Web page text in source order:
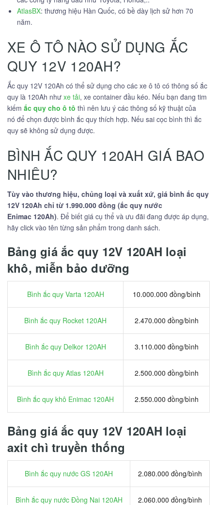
AtlasBX: thương hiệu Hàn Quốc, có bề dày lịch sử hơn 70
năm.
XE Ô TÔ NÀO SỬ DỤNG ẮC
QUY 12V 120AH?
Ắc quy 12V 120Ah có thể sử dụng cho các xe ô tô có thông số ắc
quy là 120Ah như xe tải, xe container đầu kéo. Nếu bạn đang tim
kiếm ắc quy cho ô tô thì nên lưu ý các thông số kỹ thuật của
nó để chọn được bình ắc quy thích hợp. Nếu sai cọc bình thì ắc
quy sẽ không sử dụng được.
BÌNH ẮC QUY 120AH GIÁ BAO
NHIÊU?
Tùy vào thương hiệu, chủng loại và xuất xứ, giá bình ắc quy
12V 120Ah chỉ từ 1.990.000 đồng (ắc quy nước
Enimac 120Ah). Để biết giá cụ thể và ưu đãi đang được áp dụng,
hãy click vào tên từng sản phẩm trong danh sách.
Bảng giá ắc quy 12V 120AH loại
khô, miễn bảo dưỡng
Bình ắc quy Varta 120AH 10.000.000 đồng/bình
Bình ắc quy Rocket 120AH 2.470.000 đồng/bình
Bình ắc quy Delkor 120AH 3.110.000 đồng/bình
Bình ắc quy Atlas 120AH 2.500.000 đồng/bình
Bình ắc quy khô Enimac 120AH 2.550.000 đồng/bình
Bảng giá ắc quy 12V 120AH loại
axit chì truyền thống
Bình ắc quy nước GS 120AH 2.080.000 đồng/bình
Bình ắc quy nước Đồng Nai 120AH 2.060.000 đồng/bình